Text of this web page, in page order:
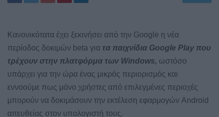
Κανονικότατα έχει ξεκινήσει από την Google η νέα
περίοδος δοκιμών beta για τα παιχνίδια Google Play που
τρέχουν στην πλατφόρμα των Windows, ωστόσο
υπάρχει για την ώρα ένας μικρός περιορισμός και
εννοούμε πως μόνο χρήστες από επιλεγμένες περιοχές
μπορούν να δοκιμάσουν την εκτέλεση εφαρμογών Android
απευθείας στον υπολογιστή τους.